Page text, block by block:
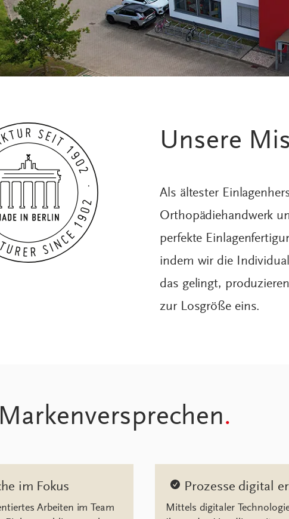
Unsere
Als ältester
Orthopädiehandwerk
perfekte
indem wir die
das gelingt,
zur Losgröße eins.
.
im Fokus
Arbeiten im Team
Prozesse digital
Mittels digitaler